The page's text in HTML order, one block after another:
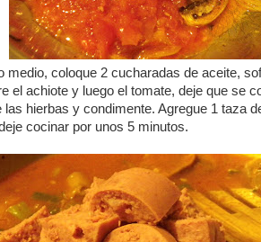
medio, coloque 2 cucharadas de aceite,
el achiote y luego el tomate, deje que se
las hierbas y condimente. Agregue 1 taza
cocinar por unos 5 minutos.